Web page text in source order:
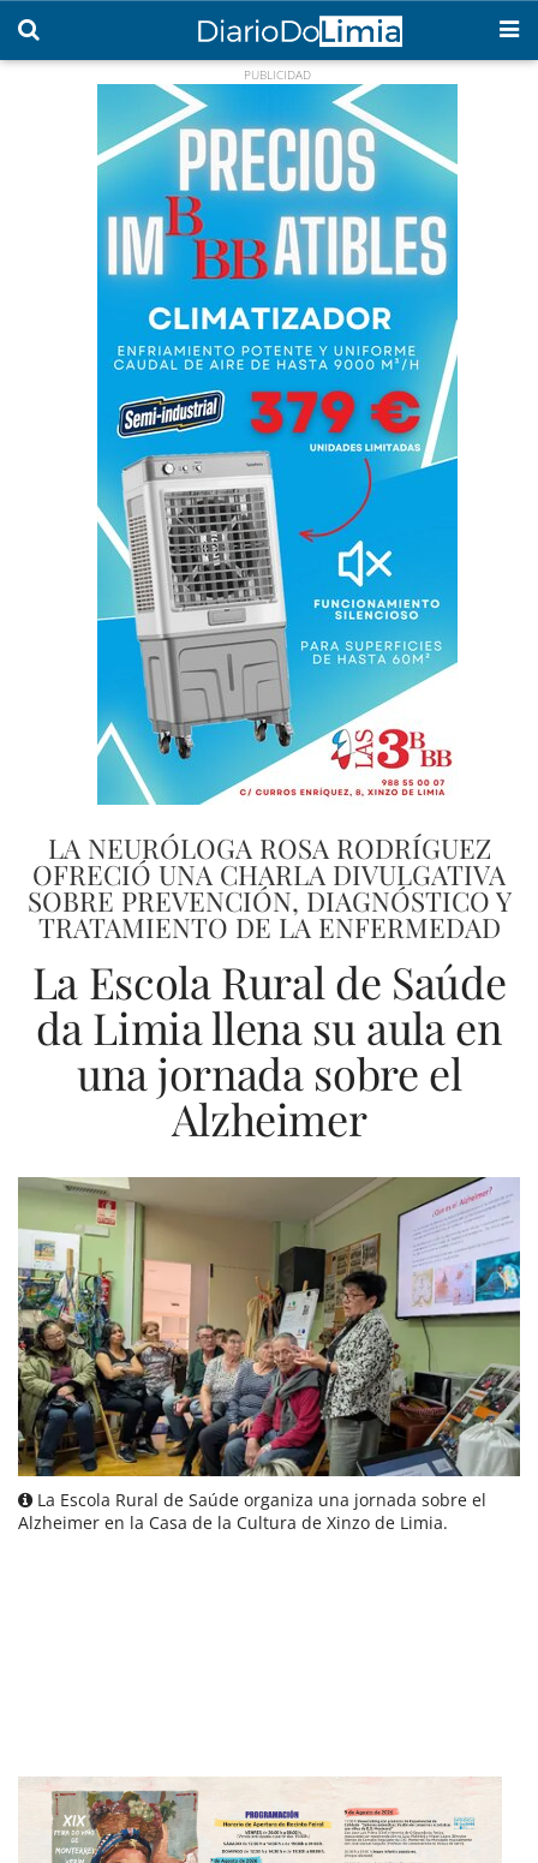
LA NEURÓLOGA ROSA RODRÍGUEZ
OFRECIÓ UNA CHARLA DIVULGATIVA
SOBRE PREVENCIÓN, DIAGNÓSTICO Y
TRATAMIENTO DE LA ENFERMEDAD
La Escola Rural de Saúde
da Limia llena su aula en
una jornada sobre el
Alzheimer
La Escola Rural de Saúde organiza una jornada sobre el
Alzheimer en la Casa de la Cultura de Xinzo de Limia.